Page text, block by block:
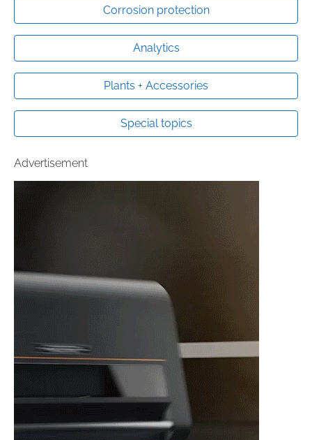
Corrosion protection
Analytics
Plants + Accessories
Special topics
Advertisement